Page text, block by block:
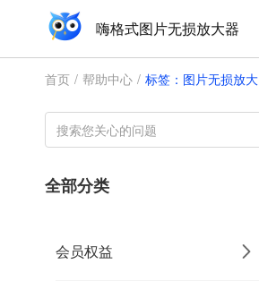
嗨格式图片无损放大器
首页 / 帮助中心 / 标签：图片无损放大
全部分类
会员权益